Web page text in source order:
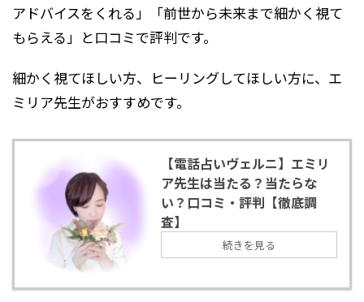
アドバイスをくれる」「前世から未来まで細かく視て
もらえる」と口コミで評判です。
細かく視てほしい方、ヒーリングしてほしい方に、エ
ミリア先生がおすすめです。
【電話占いヴェルニ】エミリ
ア先生は当たる？当たらな
い？口コミ・評判【徹底調
査】
続きを見る